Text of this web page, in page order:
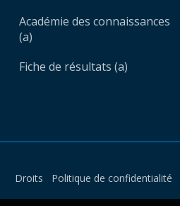
Académie des connaissances
(a)
Fiche de résultats (a)
Droits Politique de confidentialité